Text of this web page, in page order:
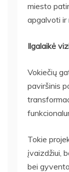
miesto
apgalvoti ir
Ilgalaikė
Vokiečių
paviršinis
Tokie
įvaizdžiui,
bei